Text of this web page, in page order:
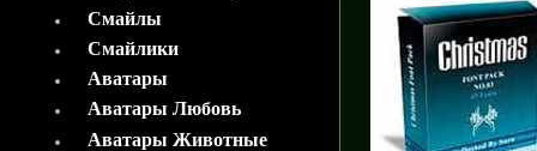
Смайлы
Смайлики
Аватары
Аватары Любовь
Аватары Животные